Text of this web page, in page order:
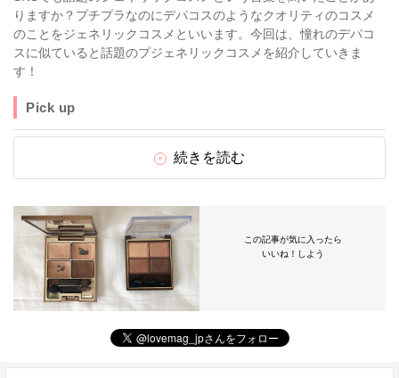
りますか？プチプラなのにデパコスのようなクオリティのコスメ
のことをジェネリックコスメといいます。今回は、憧れのデパコ
スに似ていると話題のプジェネリックコスメを紹介していきま
す！
Pick up
続きを読む
この記事が気に入ったら
いいね！しよう